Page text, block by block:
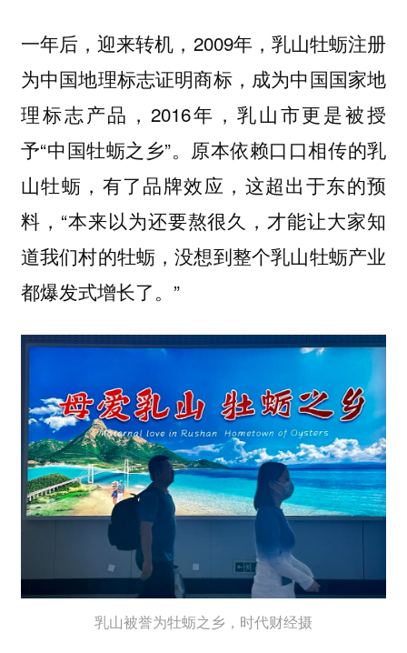
一年后，迎来转机，2009年，乳山牡蛎注册
为中国地理标志证明商标，成为中国国家地
理标志产品，2016年，乳山市更是被授
予“中国牡蛎之乡”。原本依赖口口相传的乳
山牡蛎，有了品牌效应，这超出于东的预
料，“本来以为还要熬很久，才能让大家知
道我们村的牡蛎，没想到整个乳山牡蛎产业
都爆发式增长了。”
乳山被誉为牡蛎之乡，时代财经摄